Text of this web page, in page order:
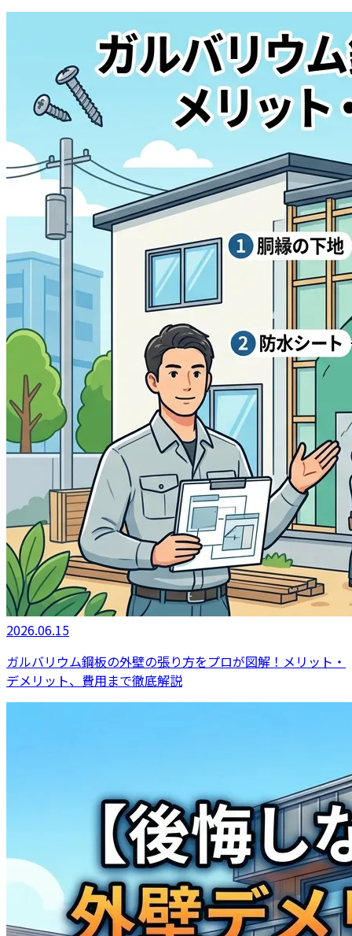
2026.06.15
ガルバリウム鋼板の外壁の張り方をプロが図解！メリット・
デメリット、費用まで徹底解説